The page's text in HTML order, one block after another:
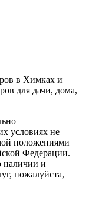
в Химках и
для дачи, дома,
условиях не
положениями
Федерации.
наличии и
пожалуйста,